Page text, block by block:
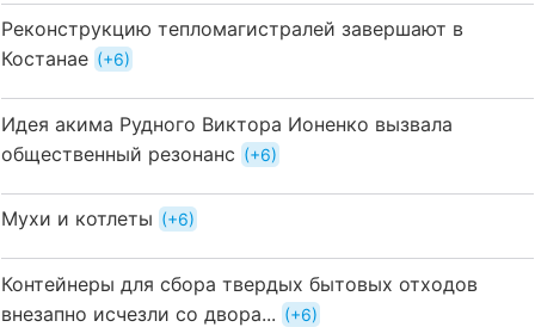
Реконструкцию тепломагистралей завершают в
Костанае
+6
Идея акима Рудного Виктора Ионенко вызвала
общественный резонанс
+6
Мухи и котлеты +6
Контейнеры для сбора твердых бытовых отходов
внезапно исчезли со двора...
+6